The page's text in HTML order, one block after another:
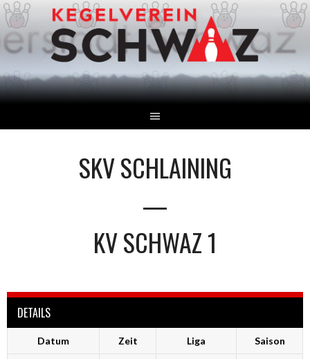
Springe
zum
Inhalt
SKV SCHLAINING
—
KV SCHWAZ 1
DETAILS
Datum Zeit Liga Saison